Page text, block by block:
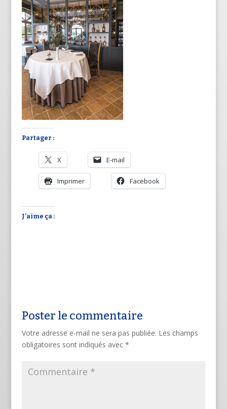
Partager :
X E-mail
Imprimer Facebook
J’aime ça :
Poster le commentaire
Votre adresse e-mail ne sera pas publiée. Les champs
obligatoires sont indiqués avec *